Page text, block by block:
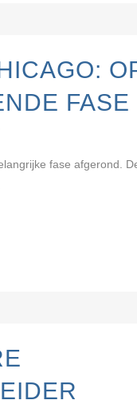
FASE
fase afgerond.